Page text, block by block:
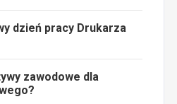
dzień pracy Drukarza
zawodowe dla